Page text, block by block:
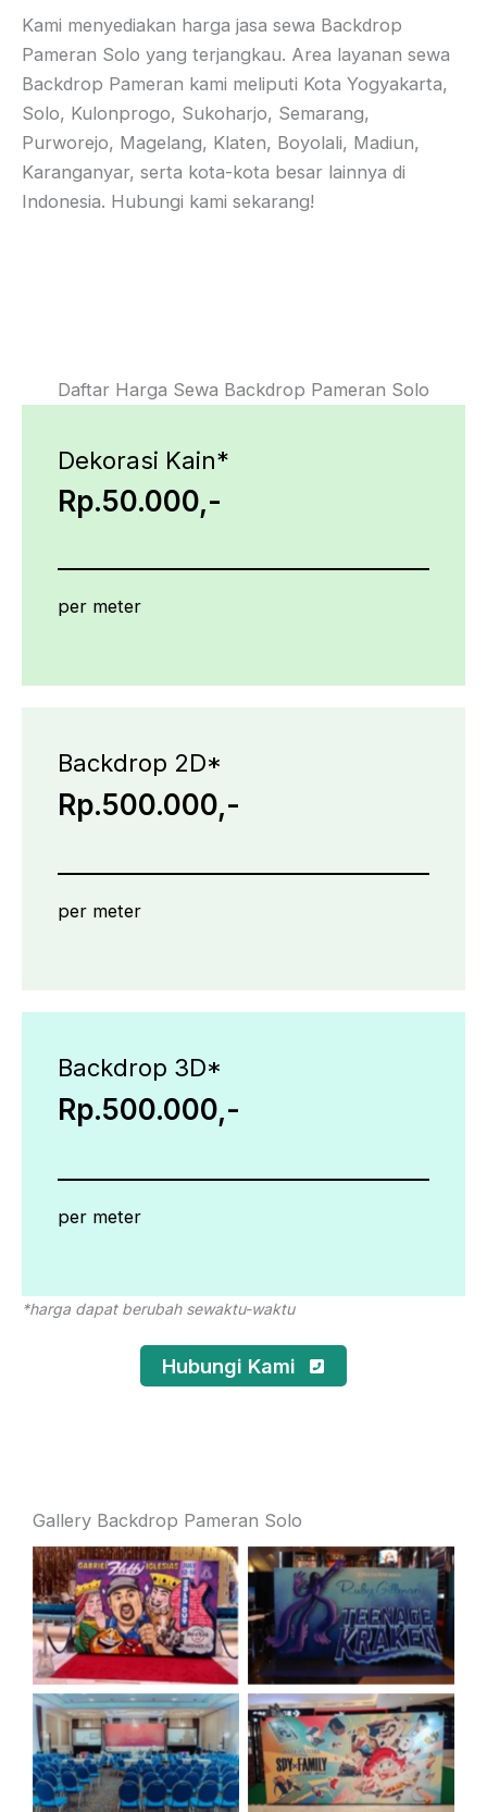
Kami menyediakan harga jasa sewa Backdrop
Pameran Solo yang terjangkau. Area layanan sewa
Backdrop Pameran kami meliputi Kota Yogyakarta,
Solo, Kulonprogo, Sukoharjo, Semarang,
Purworejo, Magelang, Klaten, Boyolali, Madiun,
Karanganyar, serta kota-kota besar lainnya di
Indonesia. Hubungi kami sekarang!
Daftar Harga Sewa Backdrop Pameran Solo
Dekorasi Kain*
Rp.50.000,-
per meter
Backdrop 2D*
Rp.500.000,-
per meter
Backdrop 3D*
Rp.500.000,-
per meter
*harga dapat berubah sewaktu-waktu
Hubungi Kami
Gallery Backdrop Pameran Solo